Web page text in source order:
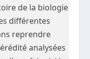
de la biologie
différentes
reprendre
analysées